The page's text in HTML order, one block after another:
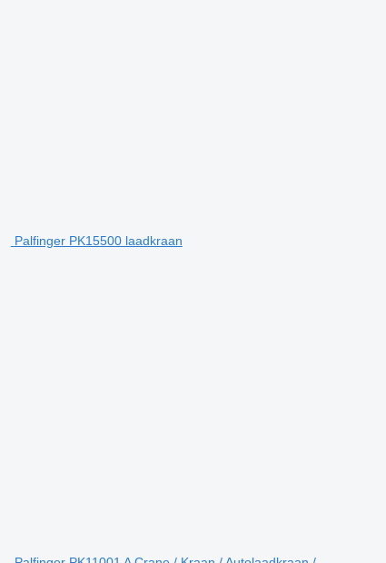
Palfinger PK15500 laadkraan